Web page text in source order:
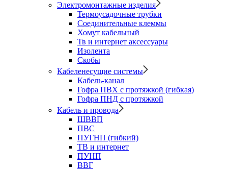
Электромонтажные изделия
Термоусадочные трубки
Соединительные клеммы
Хомут кабельный
Тв и интернет аксессуары
Изолента
Скобы
Кабеленесущие системы
Кабель-канал
Гофра ПВХ с протяжкой (гибкая)
Гофра ПНД с протяжкой
Кабель и провода
ШВВП
ПВС
ПУГНП (гибкий)
ТВ и интернет
ПУНП
ВВГ